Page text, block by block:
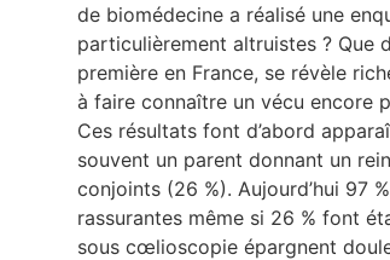
de biomédecine a réalisé une
particulièrement altruistes ? Que
première en France, se révèle
à faire connaître un vécu encore
Ces résultats font d’abord
souvent un parent donnant un
conjoints (26 %). Aujourd’hui 97
rassurantes même si 26 % font
sous cœlioscopie épargnent